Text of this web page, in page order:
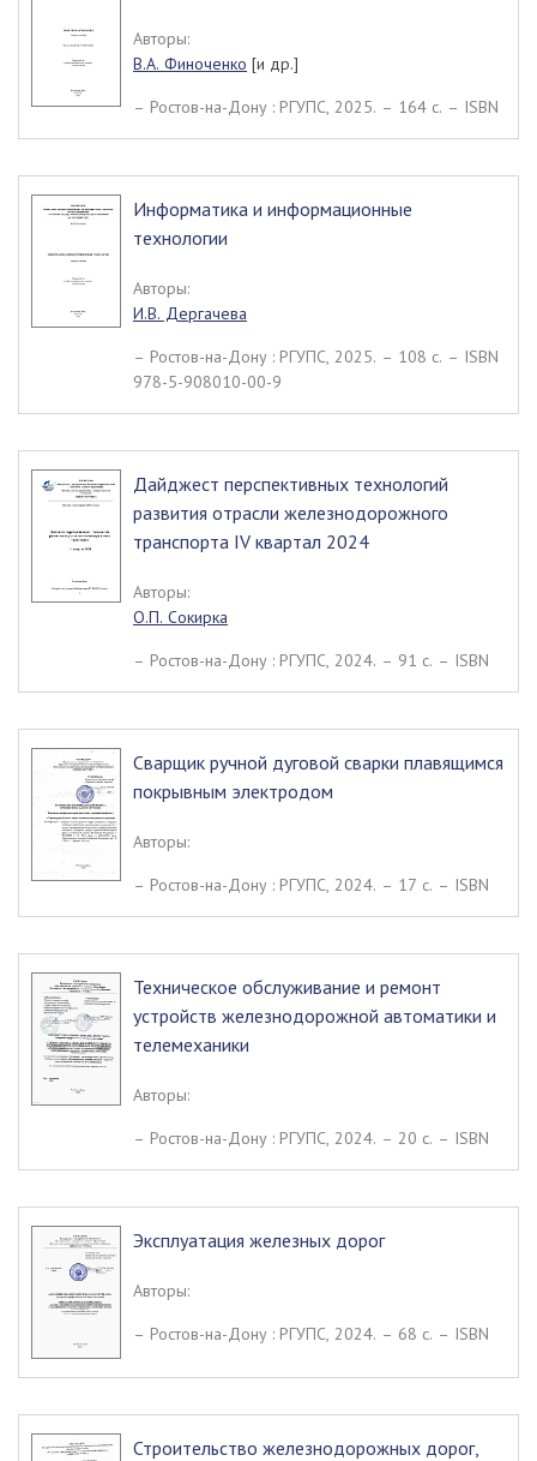
Авторы:
В.А. Финоченко [и др.]
– Ростов-на-Дону : РГУПС, 2025. – 164 c. – ISBN
Информатика и информационные
технологии
Авторы:
И.В. Дергачева
– Ростов-на-Дону : РГУПС, 2025. – 108 c. – ISBN
978-5-908010-00-9
Дайджест перспективных технологий
развития отрасли железнодорожного
транспорта IV квартал 2024
Авторы:
О.П. Сокирка
– Ростов-на-Дону : РГУПС, 2024. – 91 c. – ISBN
Сварщик ручной дуговой сварки плавящимся
покрывным электродом
Авторы:
– Ростов-на-Дону : РГУПС, 2024. – 17 c. – ISBN
Техническое обслуживание и ремонт
устройств железнодорожной автоматики и
телемеханики
Авторы:
– Ростов-на-Дону : РГУПС, 2024. – 20 c. – ISBN
Эксплуатация железных дорог
Авторы:
– Ростов-на-Дону : РГУПС, 2024. – 68 c. – ISBN
Строительство железнодорожных дорог,